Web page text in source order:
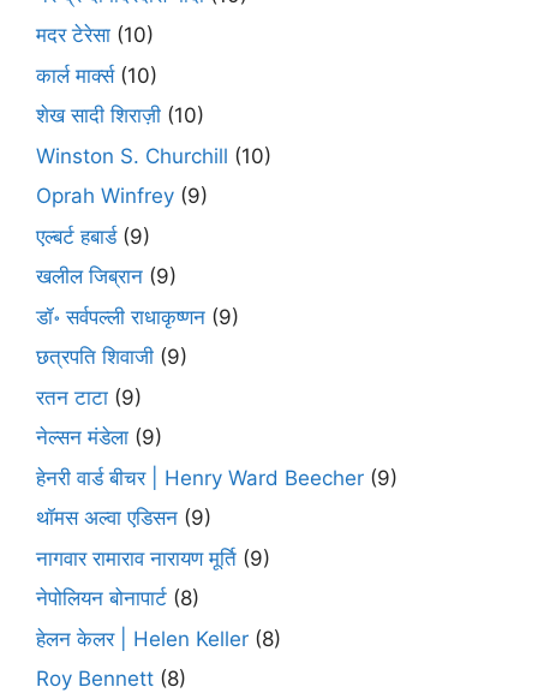
मदर टेरेसा (10)
कार्ल मार्क्स(10)
शेख सादी शिराज़ी (10)
Winston S. Churchill (10)
Oprah Winfrey (9)
एल्बर्ट हबार्ड(9)
खलील जिब्रान (9)
डॉ॰ सर्वपल्ली राधाकृष्णन (9)
छत्रपति शिवाजी (9)
रतन टाटा (9)
नेल्सन मंडेला (9)
हेनरी वार्ड बीचर | Henry Ward Beecher (9)
थॉमस अल्वा एडिसन (9)
नागवार रामाराव नारायण मूर्ति (9)
नेपोलियन बोनापार्ट (8)
हेलन केलर | Helen Keller (8)
Roy Bennett (8)